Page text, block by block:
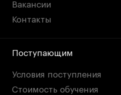
Вакансии
Контакты
Поступающим
Условия поступления
Стоимость обучения